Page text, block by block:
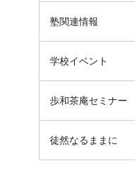
塾関連情報
学校イベント
歩和茶庵セミナー
徒然なるままに